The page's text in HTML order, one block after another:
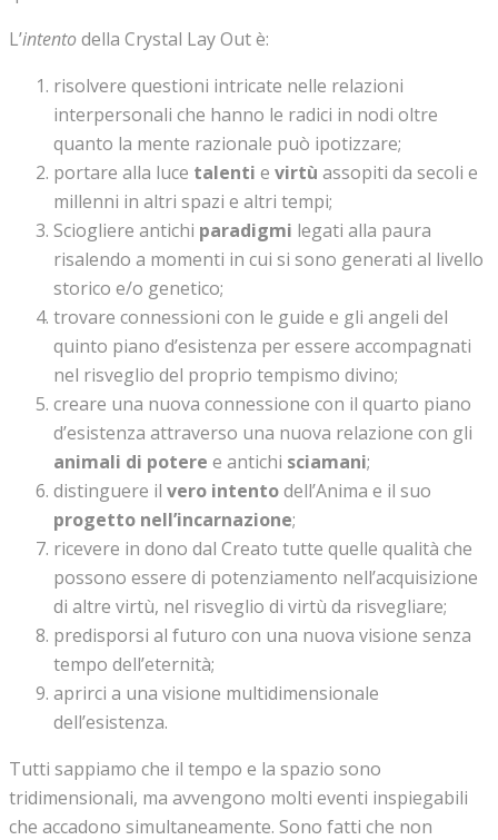
L’intentodella Crystal Lay Out è:
risolvere questioni intricate nelle relazioni
interpersonali che hanno le radici in nodi oltre
quanto la mente razionale può ipotizzare;
portare alla luce talenti e virtù assopiti da secoli e
millenni in altri spazi e altri tempi;
Sciogliere antichi paradigmi legati alla paura
risalendo a momenti in cui si sono generati al livello
storico e/o genetico;
trovare connessioni con le guide e gli angeli del
quinto piano d’esistenza per essere accompagnati
nel risveglio del proprio tempismo divino;
creare una nuova connessione con il quarto piano
d’esistenza attraverso una nuova relazione con gli
animali di potere e antichi sciamani;
distinguere il vero intentodell’Anima e il suo
progetto nell’incarnazione;
ricevere in dono dal Creato tutte quelle qualità che
possono essere di potenziamento nell’acquisizione
di altre virtù, nel risveglio di virtù da risvegliare;
predisporsi al futuro con una nuova visione senza
tempo dell’eternità;
aprirci a una visione multidimensionale
dell’esistenza.
Tutti sappiamo che il tempo e la spazio sono
tridimensionali, ma avvengono molti eventi inspiegabili
che accadono simultaneamente. Sono fatti che non